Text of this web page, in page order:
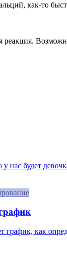
как-то
у нас будет
график, как